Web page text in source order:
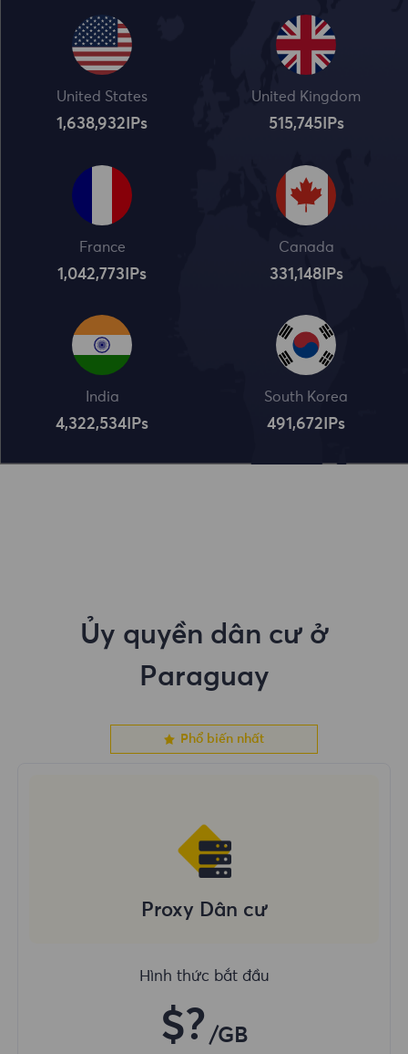
United States
1,638,932 IPs
United Kingdom
515,745IPs
France
1,042,773 IPs
Canada
331,148IPs
India
4,322,534 IPs
South Korea
491,672 IPs
Ủy quyền dân cư ở
Paraguay
Phổ biến nhất
Proxy Dân cư
Hình thức bắt đầu
$? /GB